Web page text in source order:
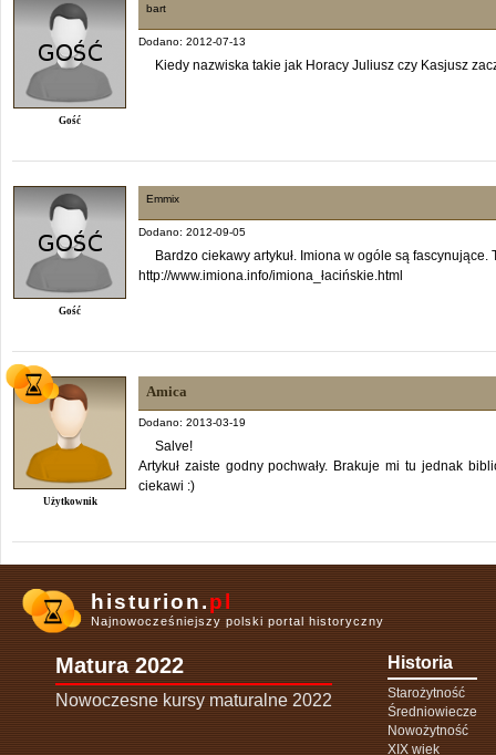
Gość
bart
Dodano: 2012-07-13
Kiedy nazwiska takie jak Horacy Juliusz czy Kasjusz
Gość
Emmix
Dodano: 2012-09-05
Bardzo ciekawy artykuł. Imiona w ogóle są fascynujące.
http://www.imiona.info/imiona_łacińskie.html
Użytkownik
Amica
Dodano: 2013-03-19
Salve!
Artykuł zaiste godny pochwały. Brakuje mi tu jednak
ciekawi :)
histurion.pl
Najnowocześniejszy polski portal historyczny
Matura 2022
Nowoczesne kursy maturalne 2022
Historia
Starożytność
Średniowiecze
Nowożytność
XIX wiek